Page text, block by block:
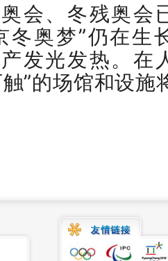
、冬残奥会
冬奥梦”仍在生
发光发热。在
”的场馆和设施